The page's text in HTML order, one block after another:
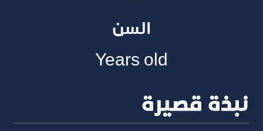
السن
Years old
نبذة قصيرة